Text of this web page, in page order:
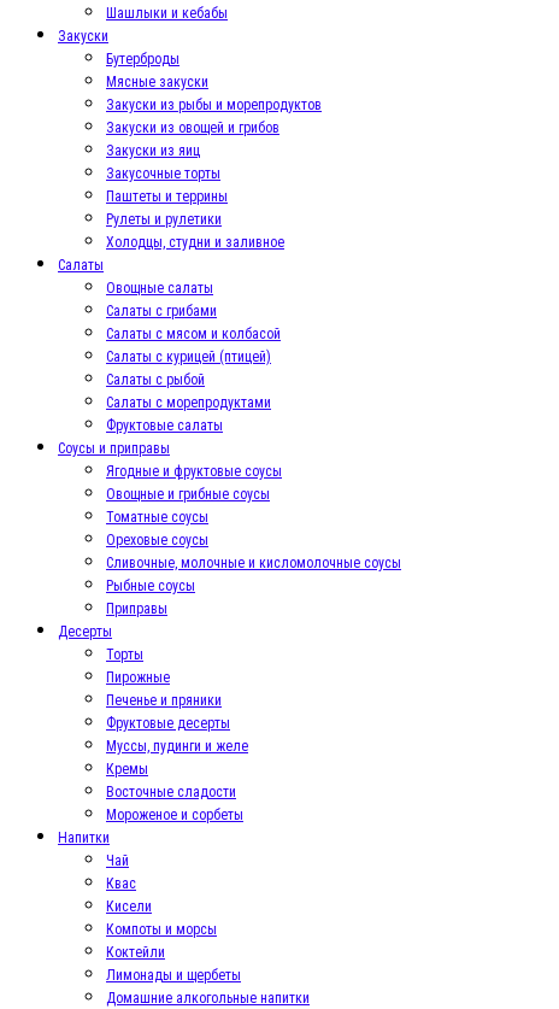
Шашлыки и кебабы
Закуски
Бутерброды
Мясные закуски
Закуски из рыбы и морепродуктов
Закуски из овощей и грибов
Закуски из яиц
Закусочные торты
Паштеты и террины
Рулеты и рулетики
Холодцы, студни и заливное
Салаты
Овощные салаты
Салаты с грибами
Салаты с мясом и колбасой
Салаты с курицей (птицей)
Салаты с рыбой
Салаты с морепродуктами
Фруктовые салаты
Соусы и приправы
Ягодные и фруктовые соусы
Овощные и грибные соусы
Томатные соусы
Ореховые соусы
Сливочные, молочные и кисломолочные соусы
Рыбные соусы
Приправы
Десерты
Торты
Пирожные
Печенье и пряники
Фруктовые десерты
Муссы, пудинги и желе
Кремы
Восточные сладости
Мороженое и сорбеты
Напитки
Чай
Квас
Кисели
Компоты и морсы
Коктейли
Лимонады и щербеты
Домашние алкогольные напитки